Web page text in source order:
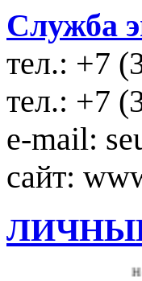
Служба
тел.: +7
тел.: +7
e-mail:
сайт:
Нет